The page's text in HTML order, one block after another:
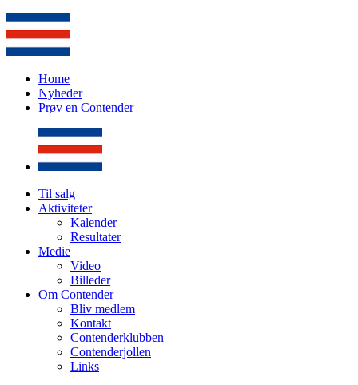
Home
Nyheder
Prøv en Contender
Til salg
Aktiviteter
Kalender
Resultater
Medie
Video
Billeder
Om Contender
Bliv medlem
Kontakt
Contenderklubben
Contenderjollen
Links